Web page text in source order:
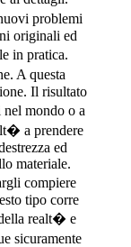
problemi
originali ed
in pratica.
A questa
Il risultato
mondo o a
a prendere
ed
materiale.
compiere
tipo corre
realt� e
sicuramente